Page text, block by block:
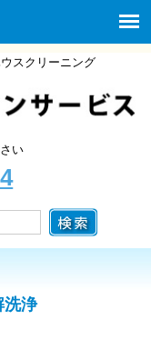
スクリーニング
い
洗浄